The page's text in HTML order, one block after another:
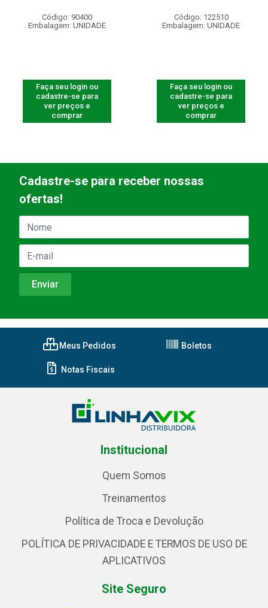
Código: 90400
Embalagem: UNIDADE
Faça seu login ou
cadastre-se para
ver preços e
comprar
Código: 122510
Embalagem: UNIDADE
Faça seu login ou
cadastre-se para
ver preços e
comprar
Cadastre-se para receber nossas
ofertas!
Meus Pedidos Boletos
Notas Fiscais
Institucional
Quem Somos
Treinamentos
Política de Troca e Devolução
POLÍTICA DE PRIVACIDADE E TERMOS DE USO DE
APLICATIVOS
Site Seguro